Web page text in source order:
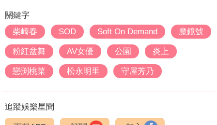
關鍵字
柴崎春
SOD Soft On Demand 魔鏡號
粉紅盆舞 AV女優 公園 炎上
戀渕桃菜 松永明里 守屋芳乃
追蹤娛樂星聞